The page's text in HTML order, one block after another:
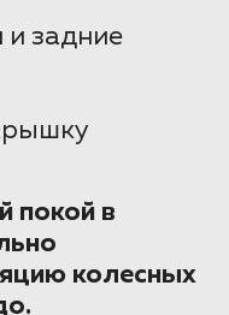
и задние
покой в
колесных